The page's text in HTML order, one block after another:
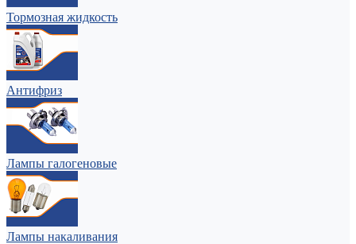
Тормозная жидкость
Антифриз
Лампы галогеновые
Лампы накаливания